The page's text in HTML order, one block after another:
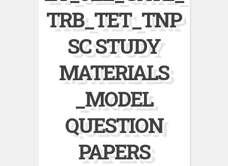
TRB_TET_TNP
SC STUDY
MATERIALS
_MODEL
QUESTION
PAPERS